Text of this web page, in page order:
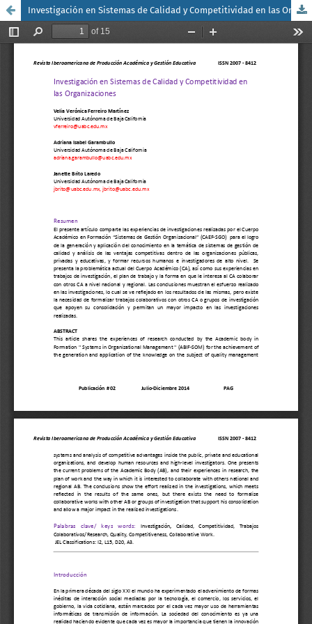
Investigación en Sistemas de Calidad y Competitividad en las Organizaciones